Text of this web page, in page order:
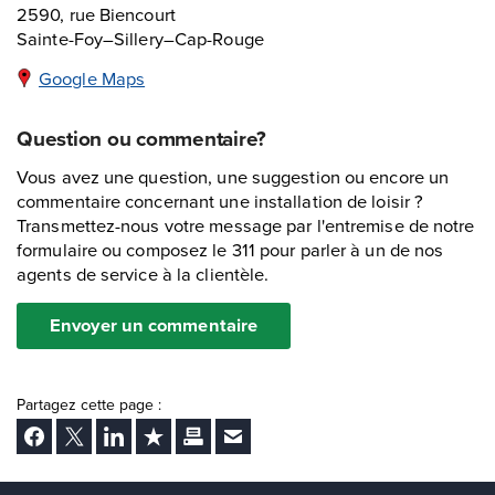
2590, rue Biencourt
Sainte-Foy–Sillery–Cap-Rouge
Google Maps
Question ou commentaire?
Vous avez une question, une suggestion ou encore un
commentaire concernant une installation de loisir ?
Transmettez-nous votre message par l'entremise de notre
formulaire ou composez le 311 pour parler à un de nos
agents de service à la clientèle.
Envoyer un commentaire
Partagez cette page :
Facebook
Twitter LinkedInAjouter aux favoris
ImprimerEnvoyer Ã un ami